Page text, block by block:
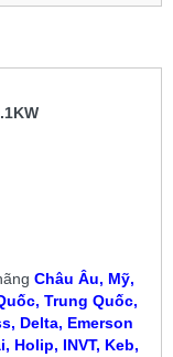
Châu Âu, Mỹ,
Trung Quốc,
Delta, Emerson
Holip, INVT, Keb,